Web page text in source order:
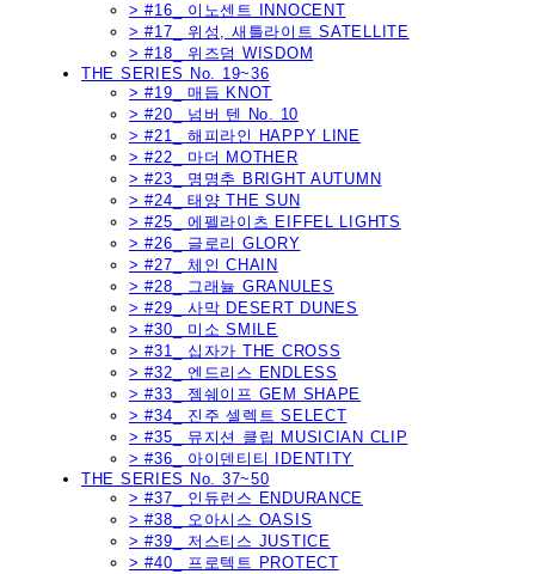
> #16_ 이노센트 INNOCENT
> #17_ 위성, 새틀라이트 SATELLITE
> #18_ 위즈덤 WISDOM
THE SERIES No. 19~36
> #19_ 매듭 KNOT
> #20_ 넘버 텐 No. 10
> #21_ 해피라인 HAPPY LINE
> #22_ 마더 MOTHER
> #23_ 명명추 BRIGHT AUTUMN
> #24_ 태양 THE SUN
> #25_ 에펠라이츠 EIFFEL LIGHTS
> #26_ 글로리 GLORY
> #27_ 체인 CHAIN
> #28_ 그래뉼 GRANULES
> #29_ 사막 DESERT DUNES
> #30_ 미소 SMILE
> #31_ 십자가 THE CROSS
> #32_ 엔드리스 ENDLESS
> #33_ 젬쉐이프 GEM SHAPE
> #34_ 진주 셀렉트 SELECT
> #35_ 뮤지션 클립 MUSICIAN CLIP
> #36_ 아이덴티티 IDENTITY
THE SERIES No. 37~50
> #37_ 인듀런스 ENDURANCE
> #38_ 오아시스 OASIS
> #39_ 저스티스 JUSTICE
> #40_ 프로텍트 PROTECT